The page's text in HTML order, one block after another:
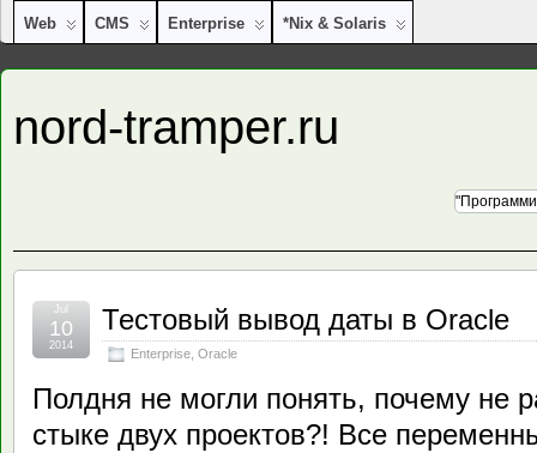
Web CMS Enterprise *nix & Solaris
nord-tramper.ru
Тестовый вывод даты в Oracle
Enterprise Oracle
Jul
10
2014
Полдня не могли понять, почему не
стыке двух проектов?! Все